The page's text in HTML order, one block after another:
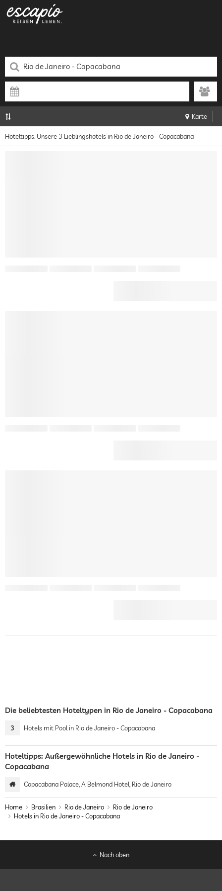
Karte
Hoteltipps: Unsere 3 Lieblingshotels in Rio de Janeiro - Copacabana
Die beliebtesten Hoteltypen in Rio de Janeiro - Copacabana
3 Hotels mit Pool in Rio de Janeiro - Copacabana
Hoteltipps: Außergewöhnliche Hotels in Rio de Janeiro -
Copacabana
Copacabana Palace, A Belmond Hotel, Rio de Janeiro
Home Brasilien Rio de Janeiro
Rio de Janeiro
Hotels in Rio de Janeiro - Copacabana
Nach oben